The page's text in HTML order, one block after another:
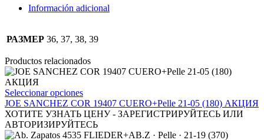
cantidad
Información adicional
РАЗМЕР 36, 37, 38, 39
Productos relacionados
Seleccionar opcionesEste
producto
tiene
múltiples
variantes.
JOE SANCHEZ COR 19407 CUERO+Pelle 21-05 (180) АКЦИЯ
ХОТИТЕ УЗНАТЬ ЦЕНУ - ЗАРЕГИСТРИРУЙТЕСЬ ИЛИ
АВТОРИЗИРУЙТЕСЬ